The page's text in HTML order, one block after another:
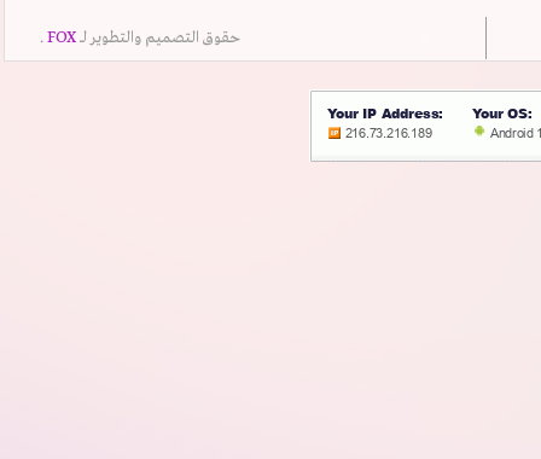
حقوق التصميم والتطوير لــFOX
.